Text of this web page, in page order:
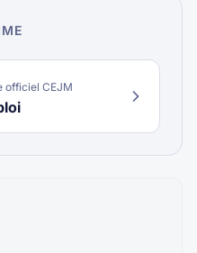
officiel CEJM